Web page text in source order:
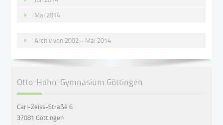
Mai 2014
Archiv von 2002 – Mai 2014
Otto-Hahn-Gymnasium Göttingen
Carl-Zeiss-Straße 6
37081 Göttingen